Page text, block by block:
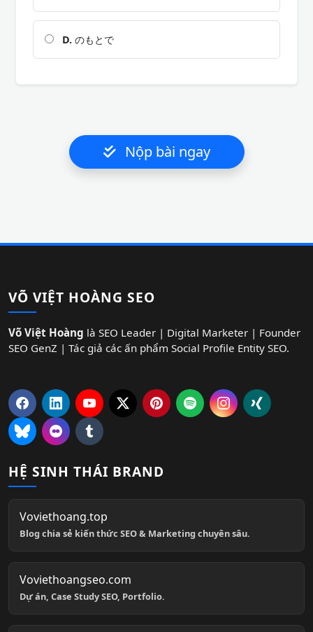
D. のもとで
Nộp bài ngay
VÕ VIỆT HOÀNG SEO
Võ Việt Hoàng là SEO Leader | Digital Marketer | Founder
SEO GenZ | Tác giả các ấn phẩm Social Profile Entity SEO.
HỆ SINH THÁI BRAND
Voviethoang.top
Blog chia sẻ kiến thức SEO & Marketing chuyên sâu.
Voviethoangseo.com
Dự án, Case Study SEO, Portfolio.